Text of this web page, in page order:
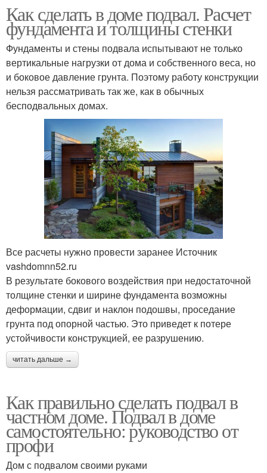
Как сделать в доме подвал. Расчет
фундамента и толщины стенки
Фундаменты и стены подвала испытывают не только
вертикальные нагрузки от дома и собственного веса, но
и боковое давление грунта. Поэтому работу конструкции
нельзя рассматривать так же, как в обычных
бесподвальных домах.
Все расчеты нужно провести заранее Источник
vashdomnn52.ru
В результате бокового воздействия при недостаточной
толщине стенки и ширине фундамента возможны
деформации, сдвиг и наклон подошвы, проседание
грунта под опорной частью. Это приведет к потере
устойчивости конструкцией, ее разрушению.
читать дальше →
Как правильно сделать подвал в
частном доме. Подвал в доме
самостоятельно: руководство от
профи
Дом с подвалом своими руками